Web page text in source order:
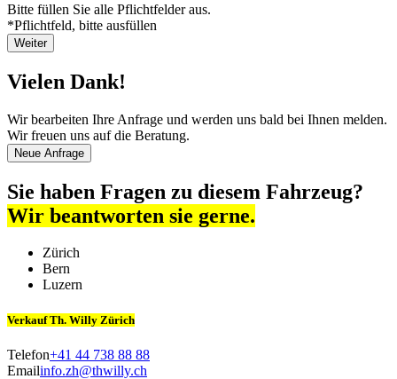
Bitte füllen Sie alle Pflichtfelder aus.
*Pflichtfeld, bitte ausfüllen
Weiter
Vielen Dank!
Wir bearbeiten Ihre Anfrage und werden uns bald bei Ihnen melden.
Wir freuen uns auf die Beratung.
Neue Anfrage
Sie haben Fragen zu diesem Fahrzeug?
Wir beantworten sie gerne.
Zürich
Bern
Luzern
Verkauf Th. Willy Zürich
Telefon+41 44 738 88 88
Emailinfo.zh@thwilly.ch